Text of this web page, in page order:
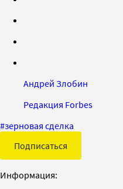
Андрей Злобин
Редакция Forbes
#зерновая сделка
Подписаться
Информация: